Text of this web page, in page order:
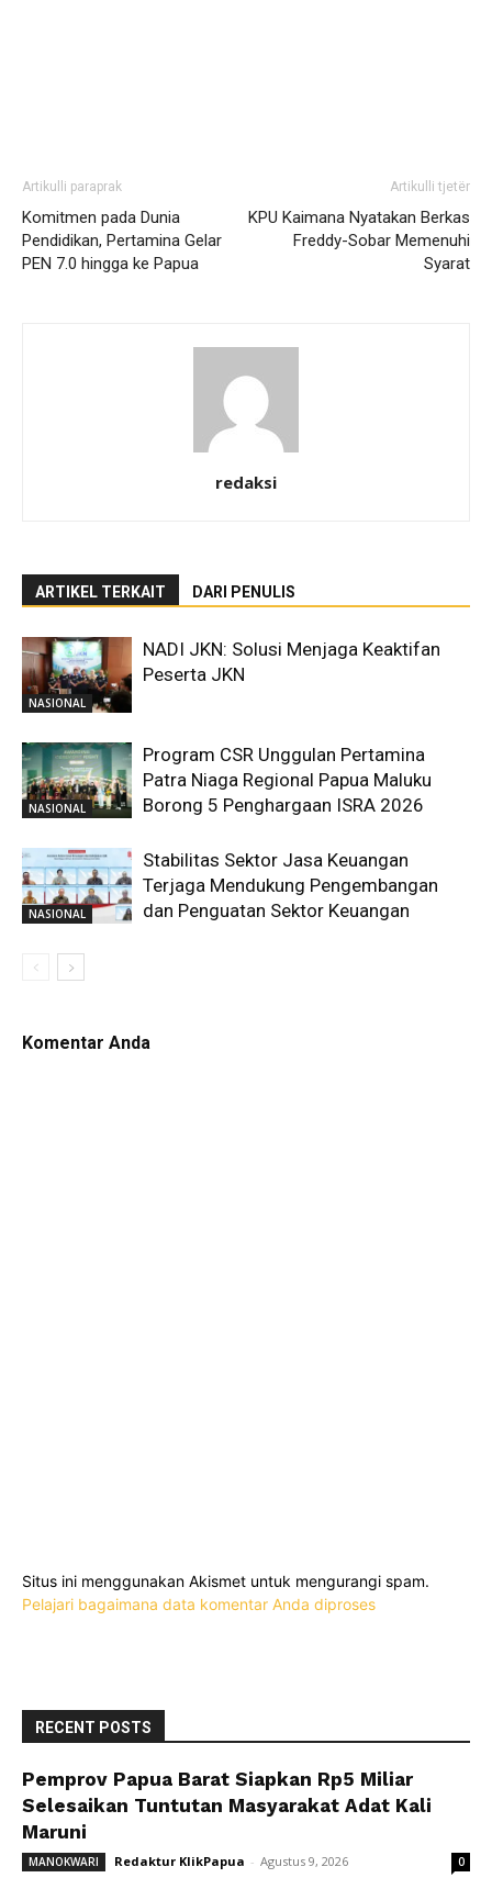
Artikulli paraprak
Komitmen pada Dunia
Pendidikan, Pertamina Gelar
PEN 7.0 hingga ke Papua
Artikulli tjetër
KPU Kaimana Nyatakan Berkas
Freddy-Sobar Memenuhi
Syarat
redaksi
ARTIKEL TERKAIT DARI PENULIS
NASIONAL
NADI JKN: Solusi Menjaga Keaktifan
Peserta JKN
NASIONAL
Program CSR Unggulan Pertamina
Patra Niaga Regional Papua Maluku
Borong 5 Penghargaan ISRA 2026
NASIONAL
Stabilitas Sektor Jasa Keuangan
Terjaga Mendukung Pengembangan
dan Penguatan Sektor Keuangan
Komentar Anda
Situs ini menggunakan Akismet untuk mengurangi spam.
Pelajari bagaimana data komentar Anda diproses
RECENT POSTS
Pemprov Papua Barat Siapkan Rp5 Miliar
Selesaikan Tuntutan Masyarakat Adat Kali
Maruni
MANOKWARI Redaktur KlikPapua - Agustus 9, 2026 0